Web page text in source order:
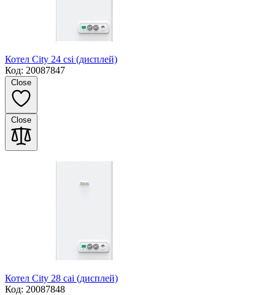
Котел City 24 csi (дисплей)
Код: 20087847
Close
Close
Котел City 28 cai (дисплей)
Код: 20087848